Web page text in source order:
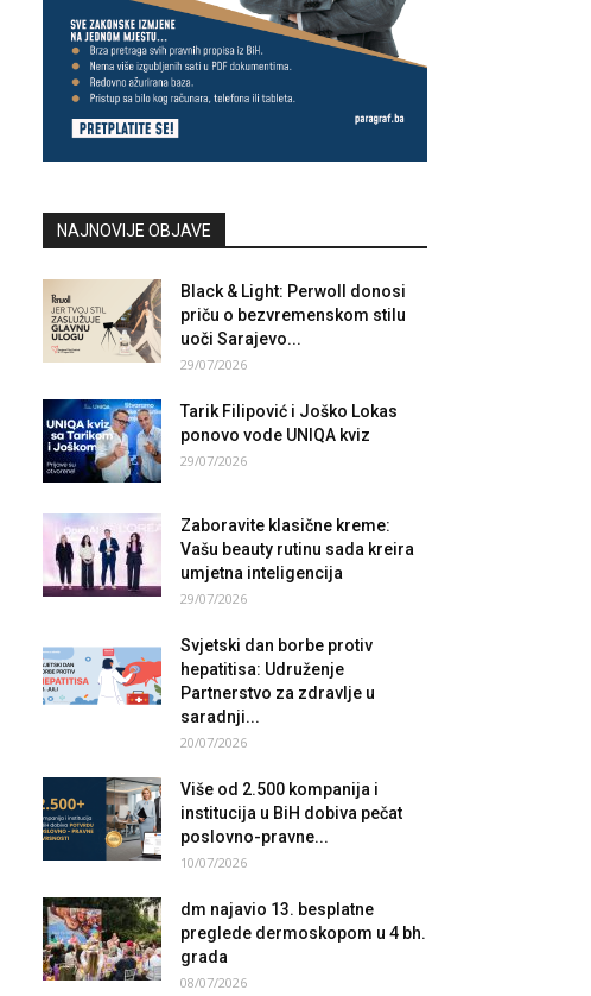
NAJNOVIJE OBJAVE
Black & Light: Perwoll donosi
priču o bezvremenskom stilu
uoči Sarajevo...
29/07/2026
Tarik Filipović i Joško Lokas
ponovo vode UNIQA kviz
29/07/2026
Zaboravite klasične kreme:
Vašu beauty rutinu sada kreira
umjetna inteligencija
29/07/2026
Svjetski dan borbe protiv
hepatitisa: Udruženje
Partnerstvo za zdravlje u
saradnji...
20/07/2026
Više od 2.500 kompanija i
institucija u BiH dobiva pečat
poslovno-pravne...
10/07/2026
dm najavio 13. besplatne
preglede dermoskopom u 4 bh.
grada
08/07/2026